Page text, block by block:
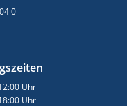
0
Uhr
Von 08:00 bis 12:00 Uhr
Uhr